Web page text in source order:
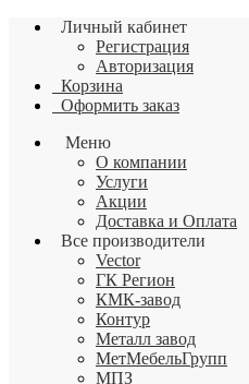
Личный кабинет
Регистрация
Авторизация
Корзина
Оформить заказ
Меню
О компании
Услуги
Акции
Доставка и Оплата
Все производители
Vector
ГК Регион
КМК-завод
Контур
Металл завод
МетМебельГрупп
МПЗ